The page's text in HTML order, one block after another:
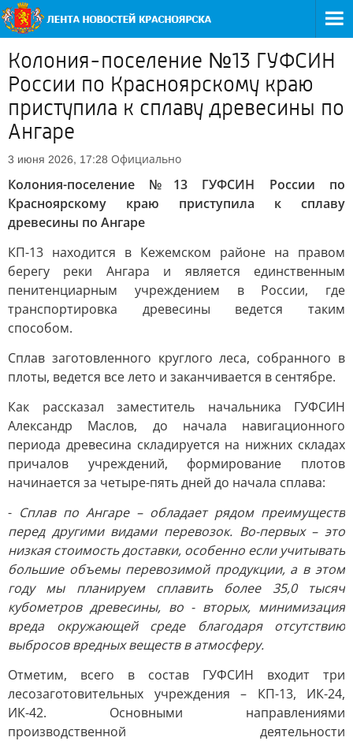
Колония-поселение №13 ГУФСИН
России по Красноярскому краю
приступила к сплаву древесины по
Ангаре
3 июня 2026, 17:28 Официально
Колония-поселение №13 ГУФСИН России по
Красноярскому краю приступила к сплаву
древесины по Ангаре
КП-13 находится в Кежемском районе на правом
берегу реки Ангара и является единственным
пенитенциарным учреждением в России, где
транспортировка древесины ведется таким
способом.
Сплав заготовленного круглого леса, собранного в
плоты, ведется все лето и заканчивается в сентябре.
Как рассказал заместитель начальника ГУФСИН
Александр Маслов, до начала навигационного
периода древесина складируется на нижних складах
причалов учреждений, формирование плотов
начинается за четыре-пять дней до начала сплава:
- Сплав по Ангаре – обладает рядом преимуществ
перед другими видами перевозок. Во-первых – это
низкая стоимость доставки, особенно если учитывать
большие объемы перевозимой продукции, а в этом
году мы планируем сплавить более 35,0 тысяч
кубометров древесины, во - вторых, минимизация
вреда окружающей среде благодаря отсутствию
выбросов вредных веществ в атмосферу.
Отметим, всего в состав ГУФСИН входит три
лесозаготовительных учреждения – КП-13, ИК-24,
ИК-42. Основными направлениями
производственной деятельности